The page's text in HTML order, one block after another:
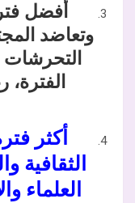
أفضل
وتعاضد
التحرشات
أكثر
الثقافية
العلماء